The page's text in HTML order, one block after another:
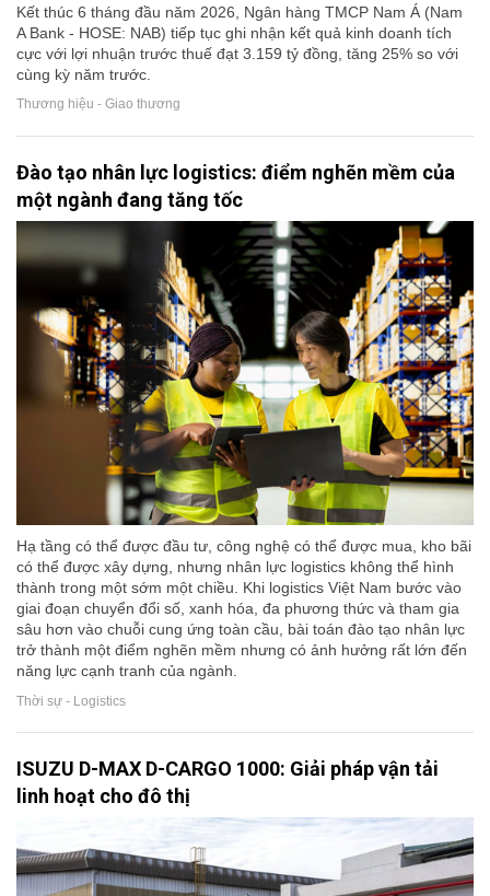
Kết thúc 6 tháng đầu năm 2026, Ngân hàng TMCP Nam Á (Nam
A Bank - HOSE: NAB) tiếp tục ghi nhận kết quả kinh doanh tích
cực với lợi nhuận trước thuế đạt 3.159 tỷ đồng, tăng 25% so với
cùng kỳ năm trước.
Thương hiệu - Giao thương
Đào tạo nhân lực logistics: điểm nghẽn mềm của
một ngành đang tăng tốc
Hạ tầng có thể được đầu tư, công nghệ có thể được mua, kho bãi
có thể được xây dựng, nhưng nhân lực logistics không thể hình
thành trong một sớm một chiều. Khi logistics Việt Nam bước vào
giai đoạn chuyển đổi số, xanh hóa, đa phương thức và tham gia
sâu hơn vào chuỗi cung ứng toàn cầu, bài toán đào tạo nhân lực
trở thành một điểm nghẽn mềm nhưng có ảnh hưởng rất lớn đến
năng lực cạnh tranh của ngành.
Thời sự - Logistics
ISUZU D-MAX D-CARGO 1000: Giải pháp vận tải
linh hoạt cho đô thị